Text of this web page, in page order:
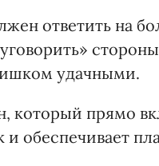
ответить на
удачными.
который прямо
и обеспечивает